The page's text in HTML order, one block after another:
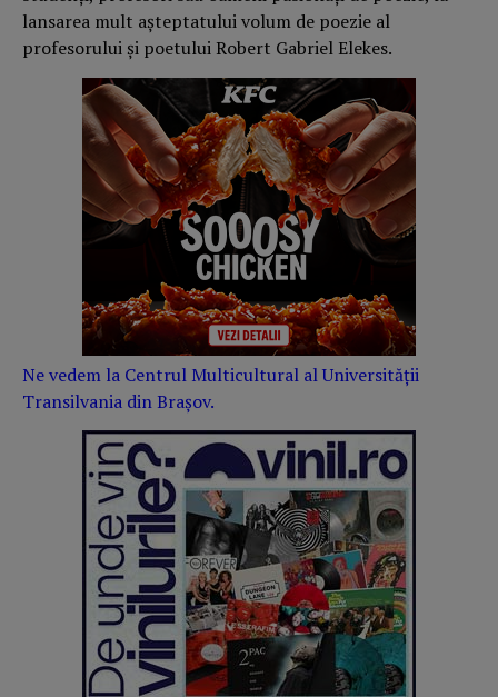
lansarea mult așteptatului volum de poezie al
profesorului și poetului Robert Gabriel Elekes.
Ne vedem la Centrul Multicultural al Universității
Transilvania din Brașov.